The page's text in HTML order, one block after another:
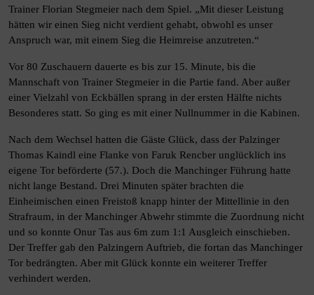
Trainer Florian Stegmeier nach dem Spiel. „Mit dieser Leistung
hätten wir einen Sieg nicht verdient gehabt, obwohl es unser
Anspruch war, mit einem Sieg die Heimreise anzutreten.“
Vor 80 Zuschauern dauerte es bis zur 15. Minute, bis die
Mannschaft von Trainer Stegmeier in die Partie fand. Aber außer
einer Vielzahl von Eckbällen sprang in der ersten Hälfte nichts
Besonderes statt. So ging es mit einer Nullnummer in die Kabinen.
Nach dem Wechsel hatten die Gäste Glück, dass der Palzinger
Thomas Kaindl eine Flanke von Faruk Rencber unglücklich ins
eigene Tor beförderte (57.). Doch die Manchinger Führung hatte
nicht lange Bestand. Drei Minuten später brachten die
Einheimischen einen Freistoß knapp hinter der Mittellinie in den
Strafraum, in der Manchinger Abwehr stimmte die Zuordnung nicht
und so konnte Onur Tas aus 6m zum 1:1 Ausgleich einschieben.
Der Treffer gab den Palzingern Auftrieb, die fortan das Manchinger
Tor bedrängten. Aber mit Glück konnte ein weiterer Treffer
verhindert werden.